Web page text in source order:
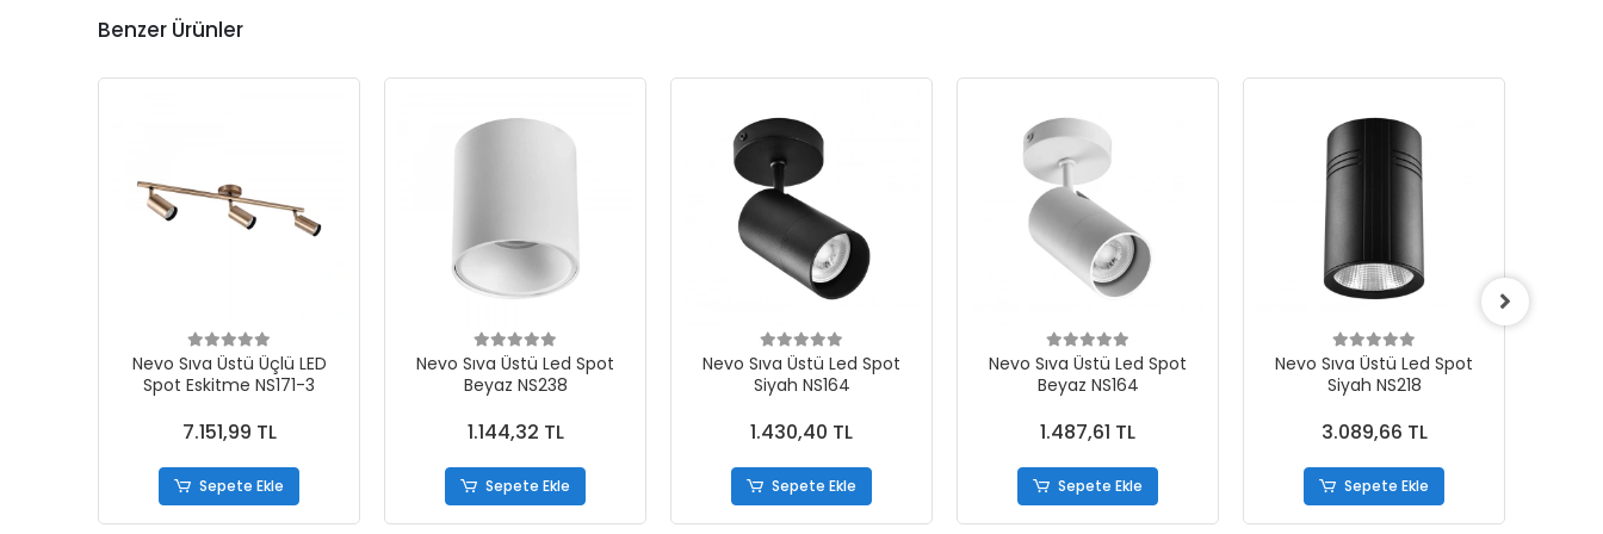
Benzer Ürünler
Nevo Sıva Üstü Üçlü LED
Spot Eskitme NS171-3
7.151,99 TL
Sepete Ekle
Nevo Sıva Üstü Led Spot
Beyaz NS238
1.144,32 TL
Sepete Ekle
Nevo Sıva Üstü Led Spot
Siyah NS164
1.430,40 TL
Sepete Ekle
Nevo Sıva Üstü Led Spot
Beyaz NS164
1.487,61 TL
Sepete Ekle
Nevo Sıva Üstü Led Spot
Siyah NS218
3.089,66 TL
Sepete Ekle